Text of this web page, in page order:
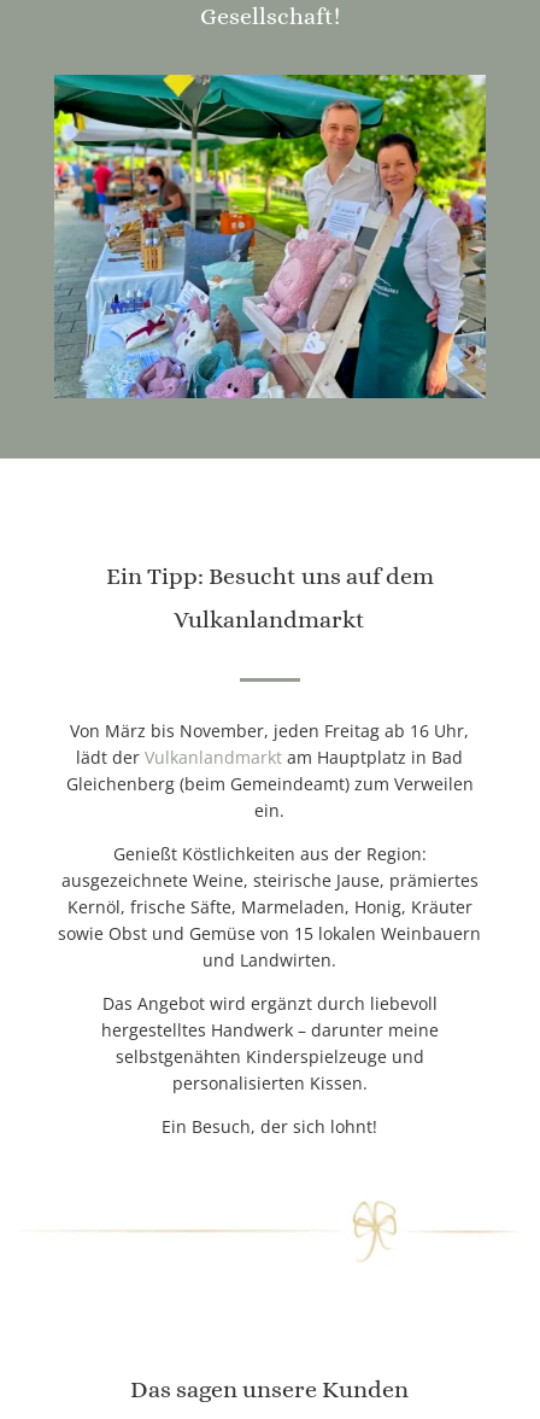
Gesellschaft!
Ein Tipp: Besucht uns auf dem
Vulkanlandmarkt
Von März bis November, jeden Freitag ab 16 Uhr,
lädt derVulkanlandmarkt am Hauptplatz in Bad
Gleichenberg (beim Gemeindeamt) zum Verweilen
ein.
Genießt Köstlichkeiten aus der Region:
ausgezeichnete Weine, steirische Jause, prämiertes
Kernöl, frische Säfte, Marmeladen, Honig, Kräuter
sowie Obst und Gemüse von 15 lokalen Weinbauern
und Landwirten.
Das Angebot wird ergänzt durch liebevoll
hergestelltes Handwerk – darunter meine
selbstgenähten Kinderspielzeuge und
personalisierten Kissen.
Ein Besuch, der sich lohnt!
Das sagen unsere Kunden